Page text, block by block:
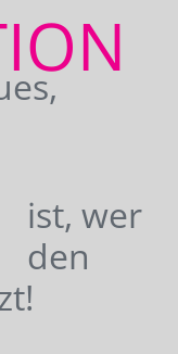
ist, wer
den